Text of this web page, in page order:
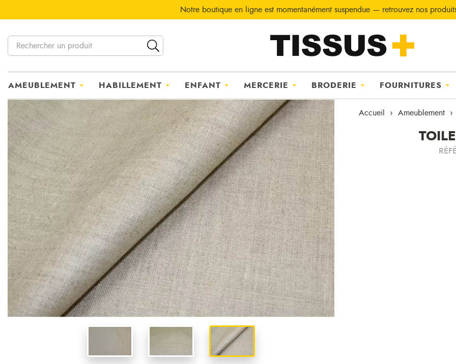
Notre boutique en ligne est momentanément suspendue — retrouvez nos
AMEUBLEMENT HABILLEMENT ENFANT MERCERIE BRODERIE FOURNITURES
Accueil Ameublement